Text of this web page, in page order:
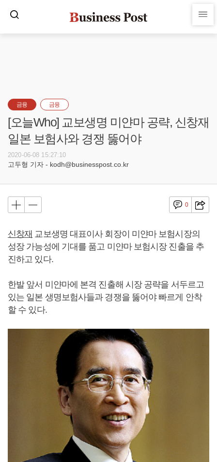
금융 금융
[오늘Who] 교보생명 미얀마 공략, 신창재
일본 보험사와 경쟁 뚫어야
2020-06-08 15:27:10
고두형 기자 - kodh@businesspost.co.kr
0
신창재 교보생명 대표이사 회장이 미얀마 보험시장의
성장 가능성에 기대를 품고 미얀마 보험시장 진출을 추
진하고 있다.
한발 앞서 미얀마에 본격 진출해 시장 공략을 서두르고
있는 일본 생명보험사들과 경쟁을 뚫어야 빠르게 안착
할 수 있다.